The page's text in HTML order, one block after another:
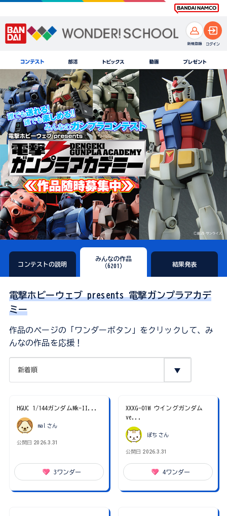
コンテストの説明
みんなの作品
（6201）
結果発表
電撃ホビーウェブ presents 電撃ガンプラアカデ
ミー
作品のページの「ワンダーボタン」をクリックして、み
んなの作品を応援！
HGUC 1/144ガンダムMk-II...
mal さん
公開日 2026.3.31
3 ワンダー
XXXG-01W ウイングガンダム
ve...
ぽち さん
公開日 2026.3.31
4ワンダー